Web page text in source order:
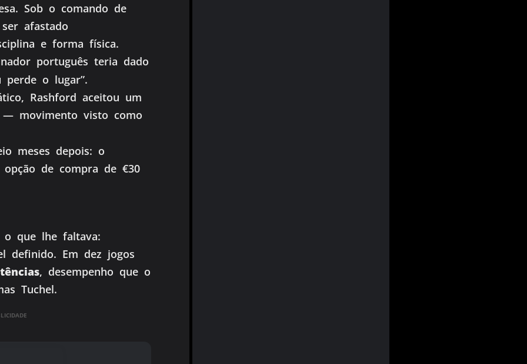
Sob o comando de
afastado
e forma física.
português teria dado
o lugar”.
Rashford aceitou um
— movimento visto como
meses depois: o
de compra de €30
o que lhe faltava:
definido. Em dez jogos
, desempenho que o
Tuchel.